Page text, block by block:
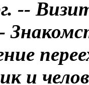
--
и